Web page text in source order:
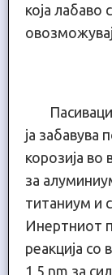
која лабаво
ја забавува
корозија во
за
титаниум и
Инертниот
реакција
1,5 nm за